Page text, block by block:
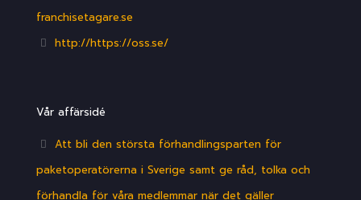
franchisetagare.se
http://https://oss.se/
Vår affärsidé
Att bli den största förhandlingsparten för
paketoperatörerna i Sverige samt ge råd, tolka och
förhandla för våra medlemmar när det gäller